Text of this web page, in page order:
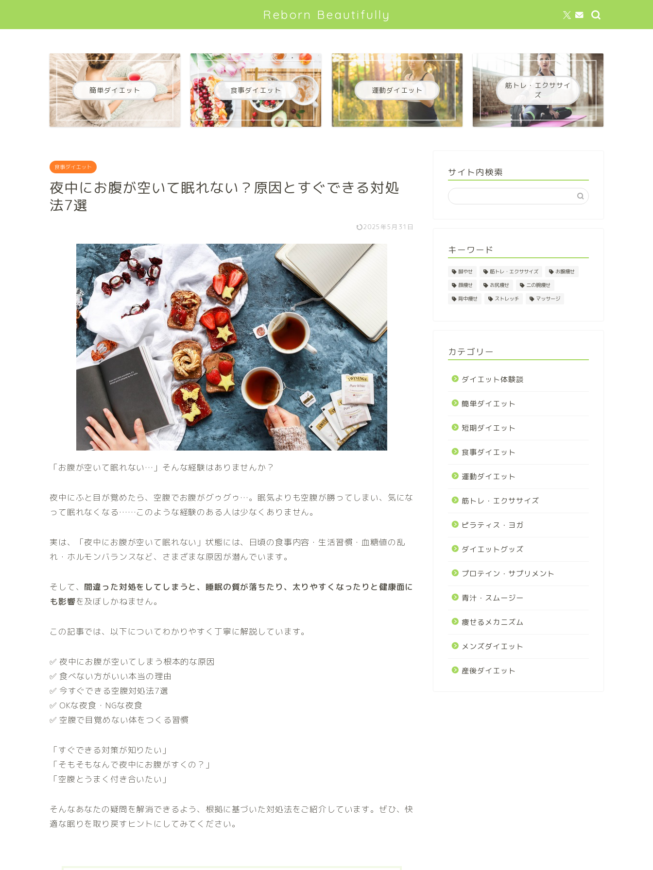
Reborn Beautifully
簡単ダイエット 食事ダイエット 運動ダイエット
筋トレ・エクササイ
ズ
食事ダイエット
夜中にお腹が空いて眠れない？原因とすぐできる対処
法7選
2025年5月31日
「お腹が空いて眠れない…」そんな経験はありませんか？
夜中にふと目が覚めたら、空腹でお腹がグゥグゥ…。眠気よりも空腹が勝ってしまい、気にな
って眠れなくなる……このような経験のある人は少なくありません。
実は、「夜中にお腹が空いて眠れない」状態には、日頃の食事内容・生活習慣・血糖値の乱
れ・ホルモンバランスなど、さまざまな原因が潜んでいます。
そして、 間違った対処をしてしまうと、睡眠の質が落ちたり、太りやすくなったりと健康面に
も影響を及ぼしかねません。
この記事では、以下についてわかりやすく丁寧に解説しています。
✅ 夜中にお腹が空いてしまう根本的な原因
✅ 食べない方がいい本当の理由
✅ 今すぐできる空腹対処法7選
✅ OKな夜食・NGな夜食
✅ 空腹で目覚めない体をつくる習慣
「すぐできる対策が知りたい」
「そもそもなんで夜中にお腹がすくの？」
「空腹とうまく付き合いたい」
そんなあなたの疑問を解消できるよう、根拠に基づいた対処法をご紹介しています。ぜひ、快
適な眠りを取り戻すヒントにしてみてください。
サイト内検索
キーワード
脚やせ 筋トレ・エクササイズ
お腹痩せ
顔痩せ
お尻痩せ
二の腕痩せ
背中痩せ
ストレッチ マッサージ
カテゴリー
ダイエット体験談
簡単ダイエット
短期ダイエット
食事ダイエット
運動ダイエット
筋トレ・エクササイズ
ピラティス・ヨガ
ダイエットグッズ
プロテイン・サプリメント
青汁・スムージー
痩せるメカニズム
メンズダイエット
産後ダイエット